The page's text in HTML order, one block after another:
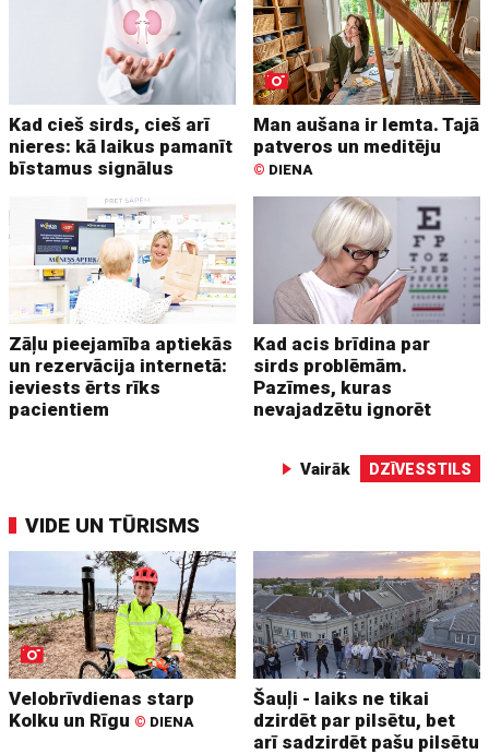
Kad cieš sirds, cieš arī
nieres: kā laikus pamanīt
bīstamus signālus
Man aušana ir lemta. Tajā
patveros un meditēju
© DIENA
Zāļu pieejamība aptiekās
un rezervācija internetā:
ieviests ērts rīks
pacientiem
Kad acis brīdina par
sirds problēmām.
Pazīmes, kuras
nevajadzētu ignorēt
Vairāk DZĪVESSTILS
VIDE UN TŪRISMS
Velobrīvdienas starp
Kolku un Rīgu © DIENA
Šauļi - laiks ne tikai
dzirdēt par pilsētu, bet
arī sadzirdēt pašu pilsētu